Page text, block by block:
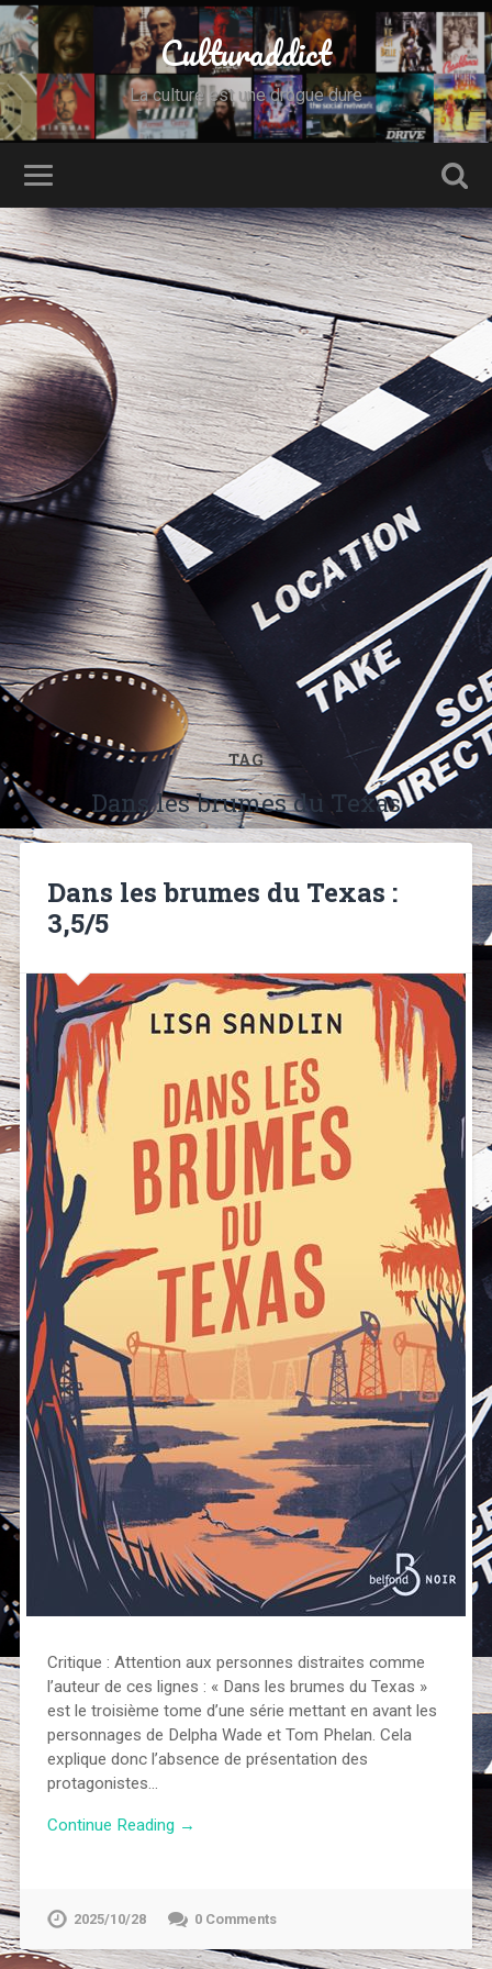
Culturaddict
La culture est une drogue dure
TAG
Dans les brumes du Texas
Dans les brumes du Texas :
3,5/5
Critique : Attention aux personnes distraites comme
l’auteur de ces lignes : « Dans les brumes du Texas »
est le troisième tome d’une série mettant en avant les
personnages de Delpha Wade et Tom Phelan. Cela
explique donc l’absence de présentation des
protagonistes…
Continue Reading →
2025/10/28 0 Comments